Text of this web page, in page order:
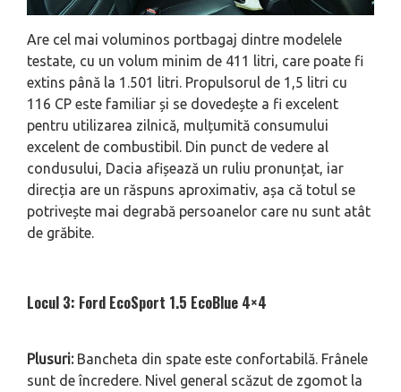
Are cel mai voluminos portbagaj dintre modelele
testate, cu un volum minim de 411 litri, care poate fi
extins până la 1.501 litri. Propulsorul de 1,5 litri cu
116 CP este familiar și se dovedește a fi excelent
pentru utilizarea zilnică, mulțumită consumului
excelent de combustibil. Din punct de vedere al
condusului, Dacia afișează un ruliu pronunțat, iar
direcția are un răspuns aproximativ, așa că totul se
potrivește mai degrabă persoanelor care nu sunt atât
de grăbite.
Locul 3: Ford EcoSport 1.5 EcoBlue 4×4
Plusuri: Bancheta din spate este confortabilă. Frânele
sunt de încredere. Nivel general scăzut de zgomot la